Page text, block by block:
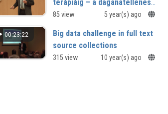
terápiáig – a daganatellenes
hatóanyagaink evolúciója
85 view 5 year(s) ago
00:23:22
Big data challenge in full text
source collections
remote readings of articles in digital
315 view 10 year(s) ago